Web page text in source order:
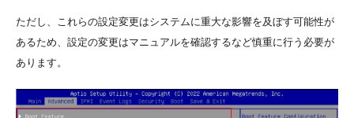
ただし、これらの設定変更はシステムに重大な影響を及ぼす可能性が
あるため、設定の変更はマニュアルを確認するなど慎重に行う必要が
あります。